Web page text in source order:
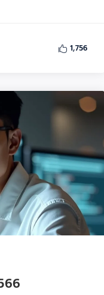
1,756